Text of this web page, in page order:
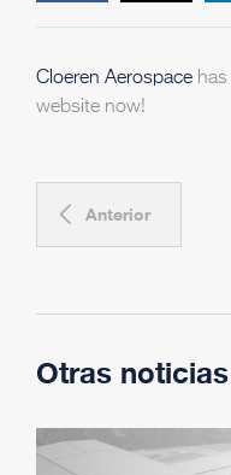
Cloeren Aerospacehas
website now!
Anterior
Otras noticias